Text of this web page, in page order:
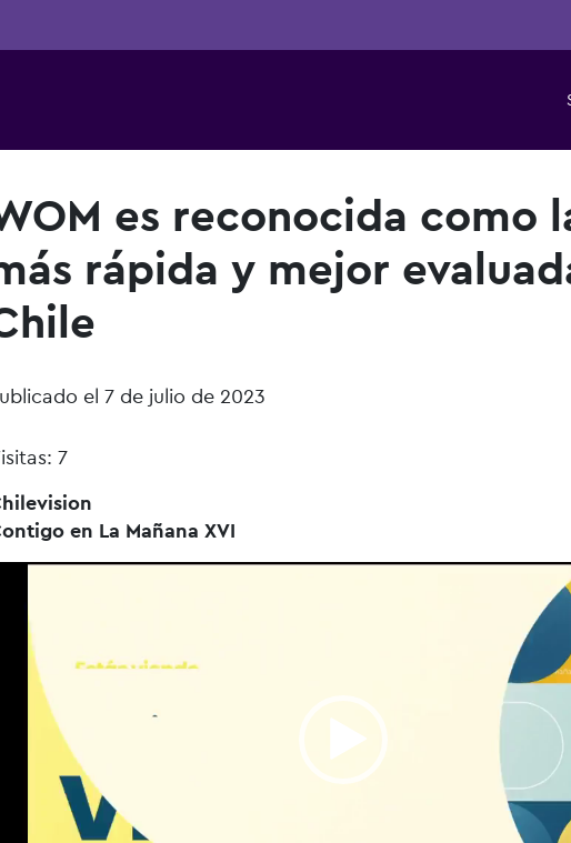
es reconocida como
rápida y mejor
el 7 de julio de 2023
7
en La Mañana XVI
vídeo